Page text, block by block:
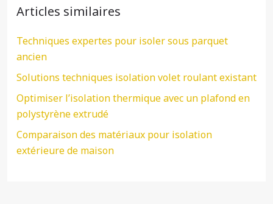
Articles similaires
Techniques expertes pour isoler sous parquet
ancien
Solutions techniques isolation volet roulant existant
Optimiser l’isolation thermique avec un plafond en
polystyrène extrudé
Comparaison des matériaux pour isolation
extérieure de maison